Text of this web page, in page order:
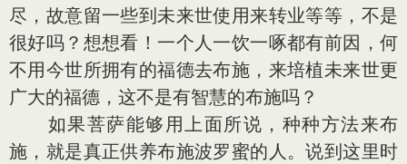
尽，故意留一些到未来世使用来转业等等，不是
很好吗？想想看！一个人一饮一啄都有前因，何
不用今世所拥有的福德去布施，来培植未来世更
广大的福德，这不是有智慧的布施吗？
如果菩萨能够用上面所说，种种方法来布
施，就是真正供养布施波罗蜜的人。说到这里时